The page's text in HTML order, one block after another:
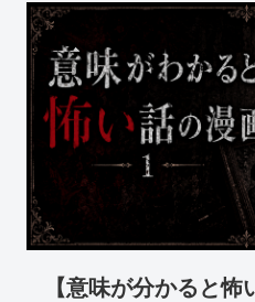
【意味が分かると